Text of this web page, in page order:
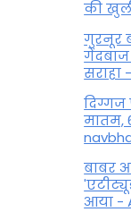
की
गुरनूर
गेंदबाज
सराहा
मातम,
बाबर
आया -